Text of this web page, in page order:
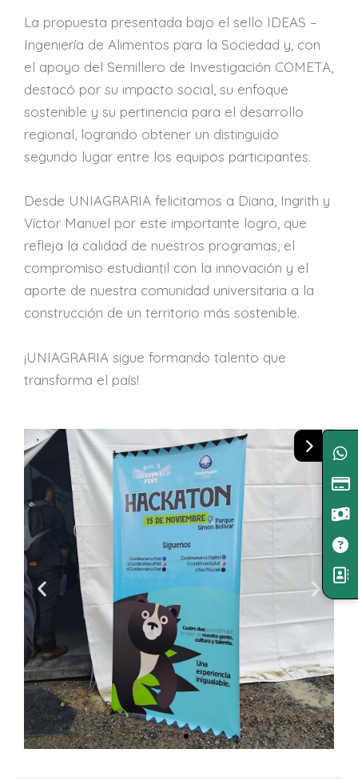
La propuesta presentada bajo el sello IDEAS –
Ingeniería de Alimentos para la Sociedad y, con
el apoyo del Semillero de Investigación COMETA,
destacó por su impacto social, su enfoque
sostenible y su pertinencia para el desarrollo
regional, logrando obtener un distinguido
segundo lugar entre los equipos participantes.
Desde UNIAGRARIA felicitamos a Diana, Ingrith y
Víctor Manuel por este importante logro, que
refleja la calidad de nuestros programas, el
compromiso estudiantil con la innovación y el
aporte de nuestra comunidad universitaria a la
construcción de un territorio más sostenible.
¡UNIAGRARIA sigue formando talento que
transforma el país!